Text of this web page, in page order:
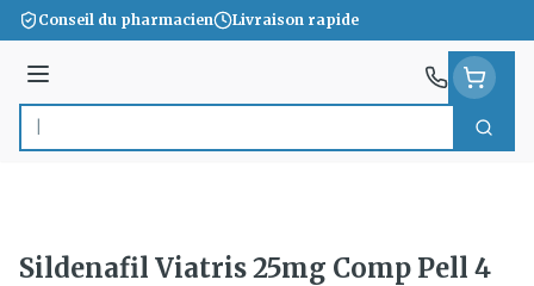
Aller au contenu
Conseil du pharmacien Livraison rapide
Menu
Rechercher
Sildenafil Viatris 25mg Comp Pell 4